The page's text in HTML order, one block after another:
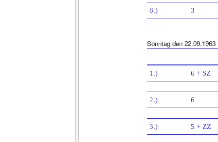
8.) 3
Sonntag den 22.09.1963
1.) 6 + SZ
2.) 6
3.) 5 + ZZ